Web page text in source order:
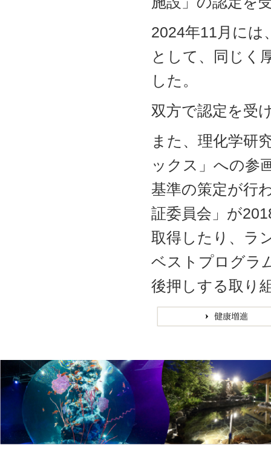
2024年11月には
として、同じく
した。
双方で認定を受
また、理化学研
ックス」への参
基準の策定が行
証委員会」が
取得したり、ラ
ベストプログラ
後押しする取り